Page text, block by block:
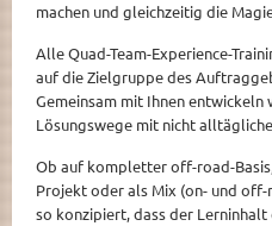
machen und gleichzeitig die
Alle Quad-Team-Experience-
auf die Zielgruppe des
Gemeinsam mit Ihnen entwickeln
Lösungswege mit nicht
Ob auf kompletter off-road-
Projekt oder als Mix (on- und off-
so konzipiert, dass der